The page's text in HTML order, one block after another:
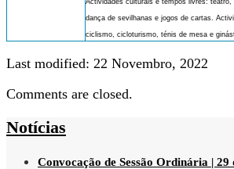
Actividades culturais e tempos livres: teatro,
dança de sevilhanas e jogos de cartas.
ciclismo, cicloturismo, ténis de mesa e
Last modified: 22 Novembro, 2022
Comments are closed.
Notícias
Convocação de Sessão Ordinária | 29